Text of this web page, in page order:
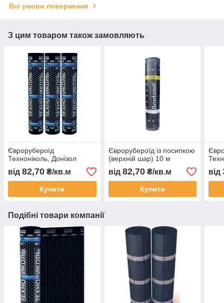
Всі умови повернення
З цим товаром також замовляють
Єврорубероїд
Техноніколь, Донізол
від 82,70 ₴/кв.м
Купити
Єврорубероїд із посипкою
(верхній шар) 10 м
від 82,70₴/кв.м
Купити
від
Подібні товари компанії